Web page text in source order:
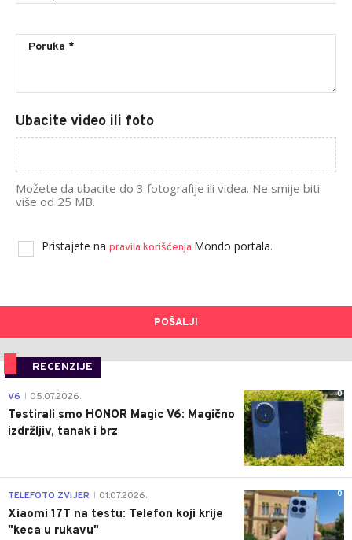
Ubacite video ili foto
Možete da ubacite do 3 fotografije ili videa. Ne smije biti
više od 25 MB.
Pristajete na pravila korišćenja Mondo portala.
POŠALJI
RECENZIJE
0
V6 05.07.2026.
Testirali smo HONOR Magic V6: Magično
izdržljiv, tanak i brz
0
TELEFOTO ZVIJER 01.07.2026.
Xiaomi 17T na testu: Telefon koji krije
"keca u rukavu"